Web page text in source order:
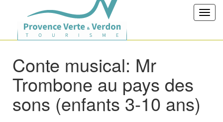
Conte musical: Mr
Trombone au pays des
sons (enfants 3-10 ans)